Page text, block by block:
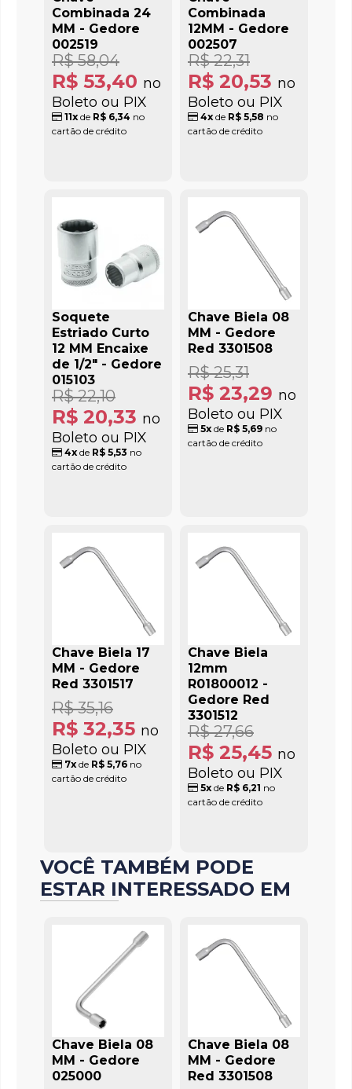
Combinada 24
MM - Gedore
002519
R$ 53,40 no
Boleto ou PIX
R$ 58,04
11x de R$ 6,34 no
cartão de crédito
Combinada
12MM - Gedore
002507
R$ 20,53 no
Boleto ou PIX
R$ 22,31
4xde R$ 5,58 no
cartão de crédito
Soquete
Estriado Curto
12 MM Encaixe
de 1/2" - Gedore
015103
R$ 20,33 no
Boleto ou PIX
R$ 22,10
4x de R$ 5,53 no
cartão de crédito
Chave Biela 08
MM - Gedore
Red 3301508
R$ 23,29 no
Boleto ou PIX
R$ 25,31
5xde R$ 5,69no
cartão de crédito
Chave Biela 17
MM - Gedore
Red 3301517
R$ 32,35 no
Boleto ou PIX
R$ 35,16
7x de R$ 5,76 no
cartão de crédito
Chave Biela
12mm
R01800012 -
Gedore Red
3301512
R$ 25,45 no
Boleto ou PIX
R$ 27,66
5xde R$ 6,21 no
cartão de crédito
VOCÊ TAMBÉM PODE
ESTAR INTERESSADO EM
Chave Biela 08
MM - Gedore
025000
Chave Biela 08
MM - Gedore
Red 3301508